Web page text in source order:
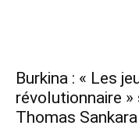
Burkina : « Les
révolutionnaire
Thomas Sankara